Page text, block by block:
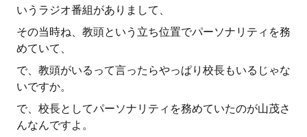
いうラジオ番組がありまして、
その当時ね、教頭という立ち位置でパーソナリティを務
めていて、
で、教頭がいるって言ったらやっぱり校長もいるじゃな
いですか。
で、校長としてパーソナリティを務めていたのが山茂さ
んなんですよ。